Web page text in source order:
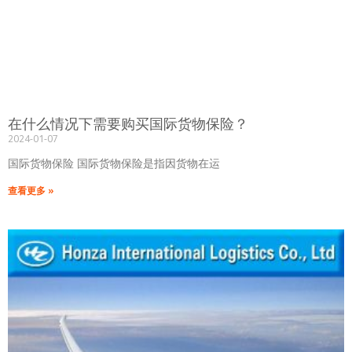
在什么情况下需要购买国际货物保险？
2024-01-07
国际货物保险 国际货物保险是指因货物在运
查看更多 »